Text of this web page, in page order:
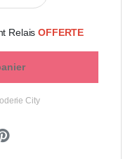
RelaisOFFERTE
City